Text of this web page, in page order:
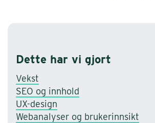
Dette har vi gjort
Vekst
SEO og innhold
UX-design
Webanalyser og brukerinnsikt